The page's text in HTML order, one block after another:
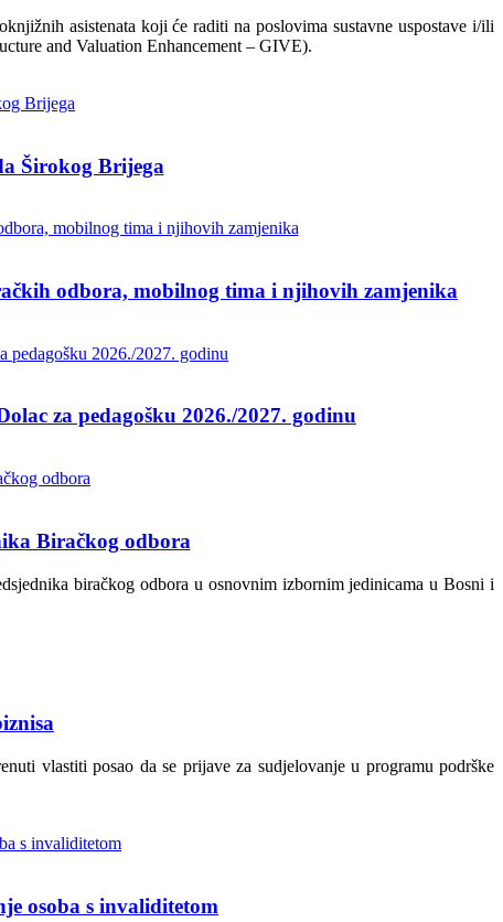
asistenata koji će raditi na poslovima sustavne uspostave i/ili
and Valuation Enhancement – GIVE).
Širokog Brijega
odbora, mobilnog tima i njihovih zamjenika
za pedagošku 2026./2027. godinu
Biračkog odbora
biračkog odbora u osnovnim izbornim jedinicama u Bosni i
vlastiti posao da se prijave za sudjelovanje u programu podrške
osoba s invaliditetom